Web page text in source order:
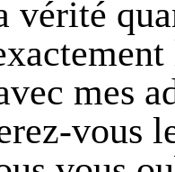
vérité
mes
vous